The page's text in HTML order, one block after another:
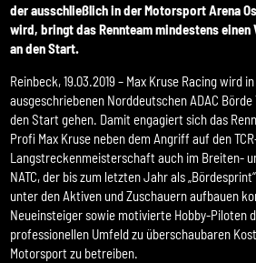
der ausschließlich in der Motorsport Arena
wird, bringt das Rennteam mindestens einen
an den Start.
Reinbeck, 19.03.2019 – Max Kruse Racing wird
ausgeschriebenen Norddeutschen ADAC Börde
den Start gehen. Damit engagiert sich das
Profi Max Kruse neben dem Angriff auf den
Langstreckenmeisterschaft auch im Breiten-
NATC, der bis zum letzten Jahr als
unter den Aktiven und Zuschauern aufbauen
Neueinsteiger sowie motivierte Hobby-Piloten
professionellen Umfeld zu überschaubaren
Motorsport zu betreiben.